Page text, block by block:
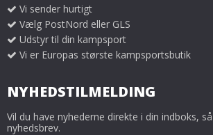
Vi sender hurtigt
Vælg PostNord eller GLS
Udstyr til din kampsport
Vi er Europas største kampsportsbutik
NYHEDSTILMELDING
Vil du have nyhederne direkte i din indboks,
nyhedsbrev.